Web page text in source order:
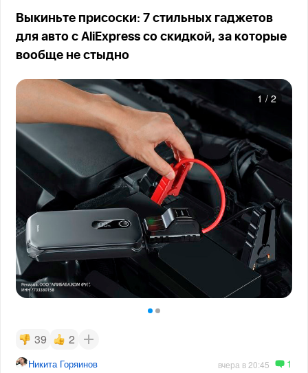
Выкиньте присоски: 7 стильных гаджетов
для авто с AliExpress со скидкой, за которые
вообще не стыдно
1 / 2
39 2
Никита Горяинов вчера в 20:45 1